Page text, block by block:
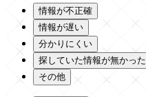
情報が不正確
情報が遅い
分かりにくい
探していた情報が無かった
その他